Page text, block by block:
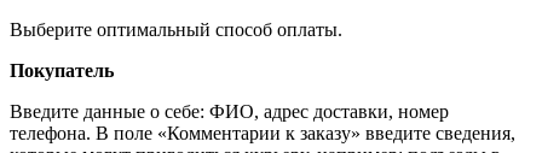
Выберите оптимальный способ оплаты.
Покупатель
Введите данные о себе: ФИО, адрес доставки, номер
телефона. В поле «Комментарии к заказу» введите сведения,